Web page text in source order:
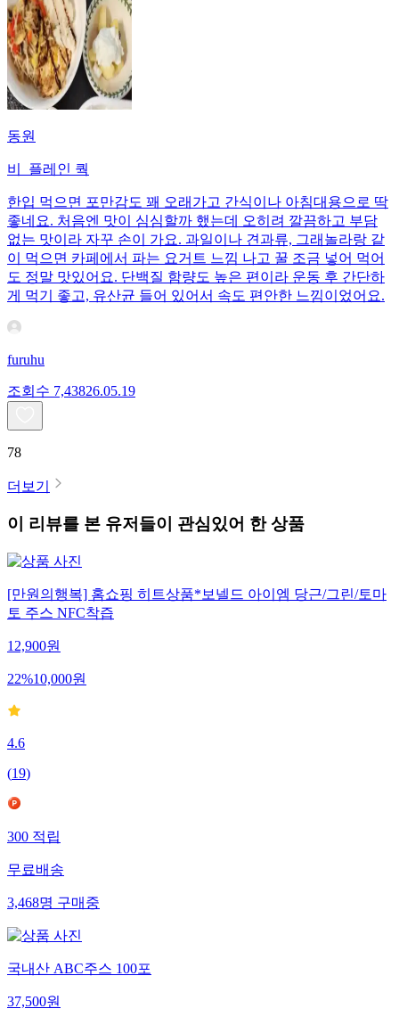
동원
비_플레인 쿽
한입 먹으면 포만감도 꽤 오래가고 간식이나 아침대용으로 딱
좋네요. 처음엔 맛이 심심할까 했는데 오히려 깔끔하고 부담
없는 맛이라 자꾸 손이 가요. 과일이나 견과류, 그래놀라랑 같
이 먹으면 카페에서 파는 요거트 느낌 나고 꿀 조금 넣어 먹어
도 정말 맛있어요. 단백질 함량도 높은 편이라 운동 후 간단하
게 먹기 좋고, 유산균 들어 있어서 속도 편안한 느낌이었어요.
furuhu
조회수 7,43826.05.19
78
더보기
이 리뷰를 본 유저들이 관심있어 한 상품
[만원의행복] 홈쇼핑 히트상품*보넬드 아이엠 당근/그린/토마
토 주스 NFC착즙
12,900원
22%10,000원
4.6
(19)
300 적립
무료배송
3,468명 구매중
국내산 ABC주스 100포
37,500원